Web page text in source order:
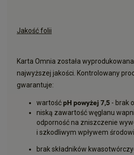
Jakość folii
Karta Omnia została
najwyższej jakości. Kontrolowany
gwarantuje:
wartośćpH powyżej 7,5 - brak
niską zawartość węglanu
odporność na zniszczenie
i szkodliwym wpływem
brak składników